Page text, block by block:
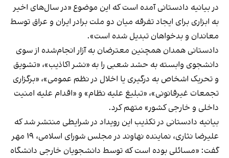
در بیانیه دادستانی آمده است که این موضوع «در سال‌های اخیر
به ابزاری برای ایجاد تفرقه میان دو ملت برادر ایران و عراق توسط
معاندان و بدخواهان تبدیل شده است».
دادستانی همدان همچنین معترضان به آزار انجام‌شده از سوی
دانشجوی وابسته به حشد شعبی را به «نشر اکاذیب»، «تشویق
و تحریک اشخاص به درگیری یا اخلال در نظم عمومی»، «برگزاری
تجمعات غیرقانونی»، «تبلیغ علیه نظام» و «اقدام علیه امنیت
داخلی و خارجی کشور» متهم کرد.
بیانیه دادستانی در تکذیب این رویداد در شرایطی منتشر شد که
علیرضا نثاری، نماینده نهاوند در مجلس شورای اسلامی، ۱۹ مهر
گفت: «مسائلی بوده است که توسط دانشجویان خارجی دانشگاه